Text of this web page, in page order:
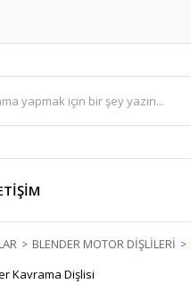
BLENDER MOTOR DİŞLİLERİ